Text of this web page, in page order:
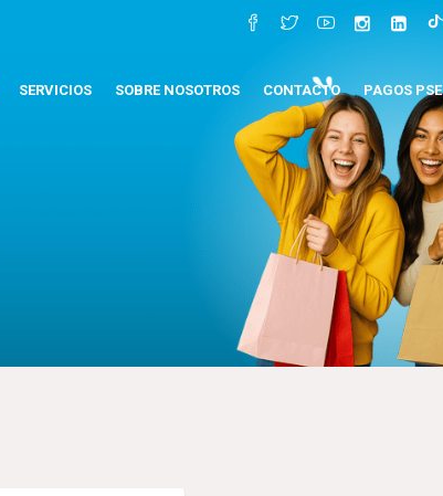
SERVICIOS SOBRE NOSOTROS CONTACTO PAGOS PSE